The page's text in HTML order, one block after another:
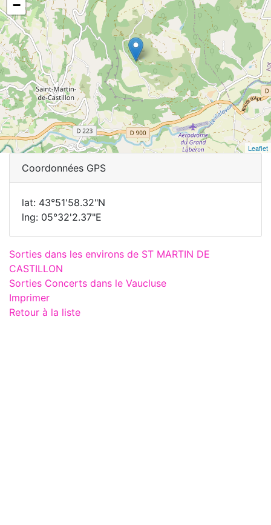
−
Leaflet
Coordonnées GPS
lat: 43°51'58.32"N
lng: 05°32'2.37"E
Sorties dans les environs de ST MARTIN DE
CASTILLON
Sorties Concerts dans le Vaucluse
Imprimer
Retour à la liste